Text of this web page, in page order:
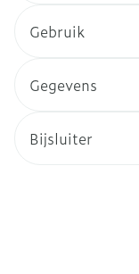
Gebruik
Gegevens
Bijsluiter